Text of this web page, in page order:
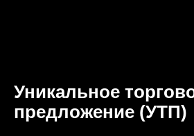
Уникальное
предложение (УТП)